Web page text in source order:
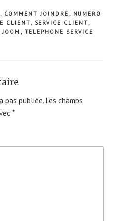
, COMMENT JOINDRE , NUMERO
CLIENT, SERVICE CLIENT,
, TELEPHONE SERVICE
pas publiée. Les champs
*